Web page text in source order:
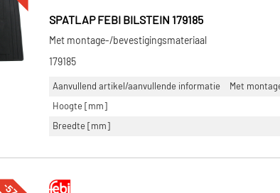
SPATLAP FEBI BILSTEIN 179185
Met montage-/bevestigingsmateriaal
179185
Aanvullend artikel/aanvullende informatie
Met
Hoogte [mm]
Breedte [mm]